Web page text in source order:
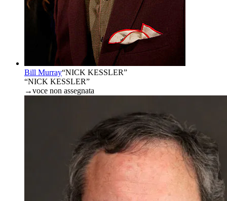
Bill Murray“NICK KESSLER”
“NICK KESSLER”
→voce non assegnata